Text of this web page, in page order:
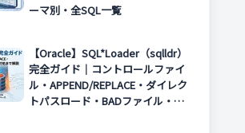
ーマ別・全SQL一覧
【Oracle】SQL*Loader（sqlldr）
完全ガイド｜コントロールファイ
ル・APPEND/REPLACE・ダイレク
トパスロード・BADファイル・エ